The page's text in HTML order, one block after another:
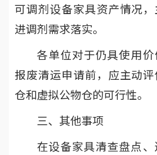
可调剂设备家具资产情况
进调剂需求落实。
各单位对于仍具使用
报废清运申请前，应主动
仓和虚拟公物仓的可行性。
三、其他事项
在设备家具清查盘点